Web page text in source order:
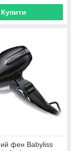
Купити
фен Babyliss